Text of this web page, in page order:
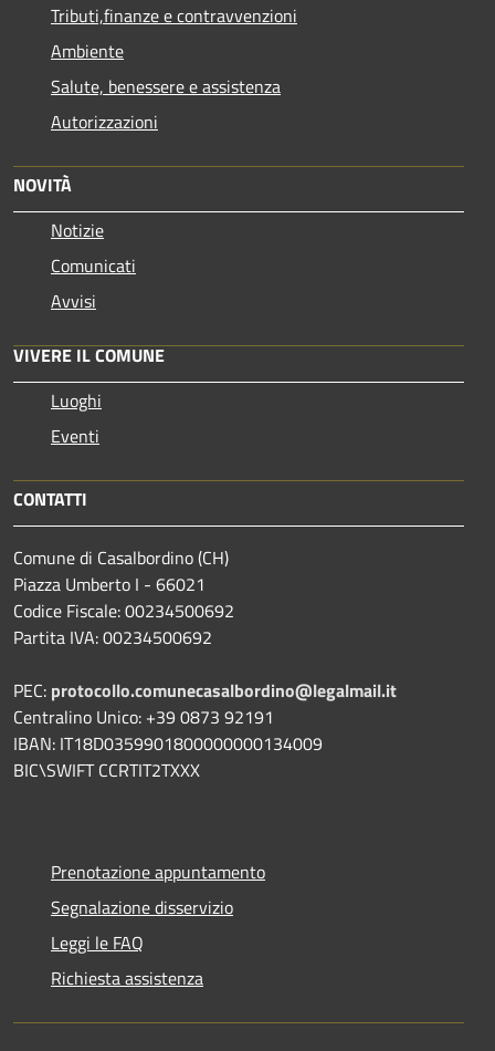
Tributi,finanze e contravvenzioni
Ambiente
Salute, benessere e assistenza
Autorizzazioni
NOVITÀ
Notizie
Comunicati
Avvisi
VIVERE IL COMUNE
Luoghi
Eventi
CONTATTI
Comune di Casalbordino (CH)
Piazza Umberto I - 66021
Codice Fiscale: 00234500692
Partita IVA: 00234500692
PEC: protocollo.comunecasalbordino@legalmail.it
Centralino Unico: +39 0873 92191
IBAN: IT18D0359901800000000134009
BIC\SWIFT CCRTIT2TXXX
Prenotazione appuntamento
Segnalazione disservizio
Leggi le FAQ
Richiesta assistenza